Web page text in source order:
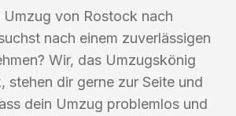
Umzug von Rostock nach
nach einem zuverlässigen
Wir, das Umzugskönig
stehen dir gerne zur Seite und
dein Umzug problemlos und